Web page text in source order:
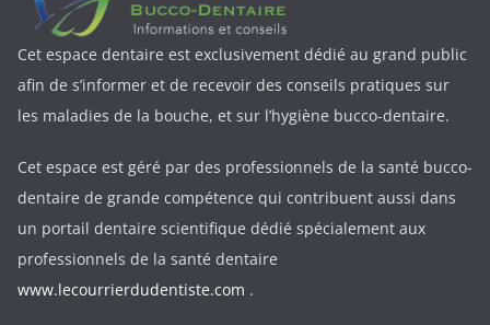
Cet espace dentaire est exclusivement dédié au grand public
afin de s’informer et de recevoir des conseils pratiques sur
les maladies de la bouche, et sur l’hygiène bucco-dentaire.
Cet espace est géré par des professionnels de la santé bucco-
dentaire de grande compétence qui contribuent aussi dans
un portail dentaire scientifique dédié spécialement aux
professionnels de la santé dentaire
www.lecourrierdudentiste.com .